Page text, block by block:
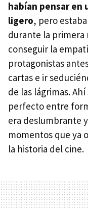
habían pensar en
ligero, pero
durante la primera
conseguir la
protagonistas
cartas e ir
de las lágrimas.
perfecto entre
era deslumbrante
momentos que ya
la historia del cine.